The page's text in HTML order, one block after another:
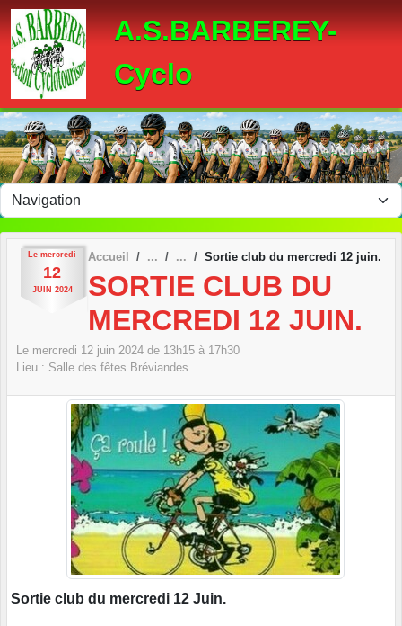
A.S.BARBEREY-
Cyclo
Le mercredi
12
JUIN 2024
Accueil Sortie club du mercredi 12 juin.
SORTIE CLUB DU
MERCREDI 12 JUIN.
Le mercredi 12 juin 2024 de 13h15 à 17h30
Lieu : Salle des fêtes Bréviandes
Sortie club du mercredi 12 Juin.
Panneau de gestion des cookies